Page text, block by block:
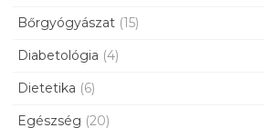
Bőrgyógyászat (15)
Diabetológia (4)
Dietetika (6)
Egészség (20)